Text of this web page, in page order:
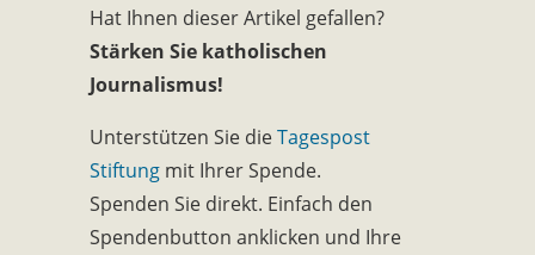
Hat Ihnen dieser Artikel gefallen?
Stärken Sie katholischen
Journalismus!
Unterstützen Sie dieTagespost
Stiftung mit Ihrer Spende.
Spenden Sie direkt. Einfach den
Spendenbutton anklicken und Ihre